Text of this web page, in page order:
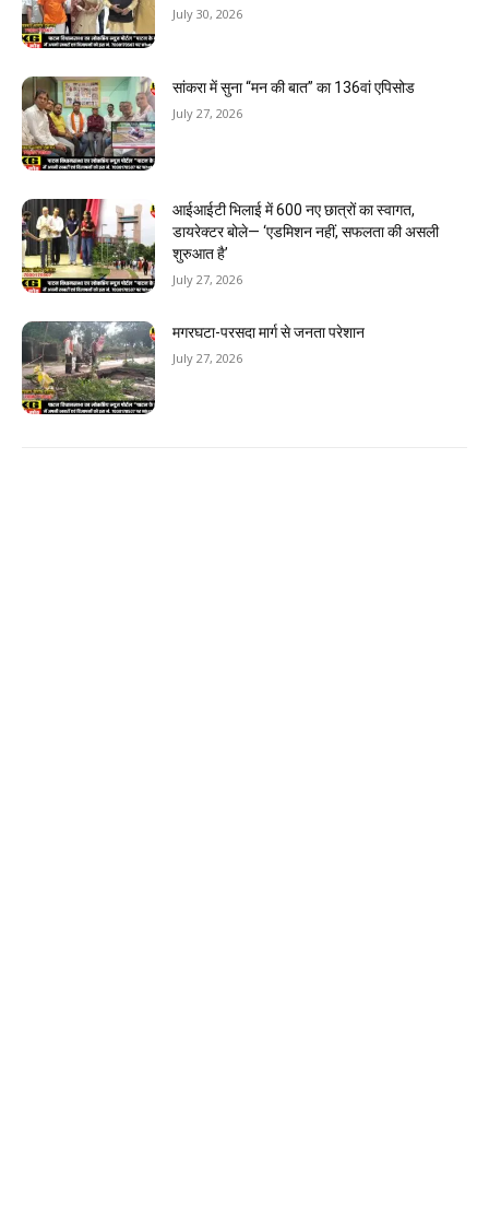
July 30, 2026
सांकरा में सुना “मन की बात” का 136वां एपिसोड
July 27, 2026
आईआईटी भिलाई में 600 नए छात्रों का स्वागत,
डायरेक्टर बोले— ‘एडमिशन नहीं, सफलता की असली
शुरुआत है’
July 27, 2026
मगरघटा-परसदा मार्ग से जनता परेशान
July 27, 2026